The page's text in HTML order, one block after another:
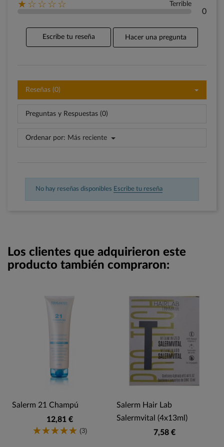
★☆☆☆☆ Terrible
0
Escribe tu reseña Hacer una pregunta
Reseñas (0)
Preguntas y Respuestas (0)
Ordenar por: Más reciente
No hay reseñas disponibles Escribe tu reseña
Los clientes que adquirieron este
producto también compraron:
Salerm 21 Champú
12,81 €
(3)
Salerm Hair Lab
Salermvital (4x13ml)
7,58 €